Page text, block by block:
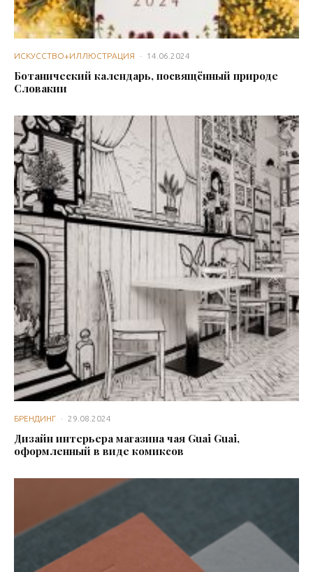
ИСКУССТВО+ИЛЛЮСТРАЦИЯ · 14.06.2024
Ботанический календарь, посвящённый природе
Словакии
БРЕНДИНГ · 29.08.2024
Дизайн интерьера магазина чая Guai Guai,
оформленный в виде комиксов